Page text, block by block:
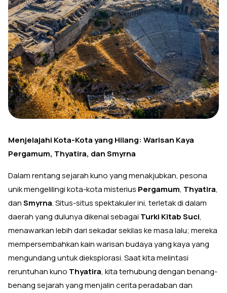
Menjelajahi Kota-Kota yang Hilang: Warisan Kaya
Pergamum, Thyatira, dan Smyrna
Dalam rentang sejarah kuno yang menakjubkan, pesona
unik mengelilingi kota-kota misterius Pergamum, Thyatira,
danSmyrna. Situs-situs spektakuler ini, terletak di dalam
daerah yang dulunya dikenal sebagai Turki Kitab Suci,
menawarkan lebih dari sekadar sekilas ke masa lalu; mereka
mempersembahkan kain warisan budaya yang kaya yang
mengundang untuk dieksplorasi. Saat kita melintasi
reruntuhan kuno Thyatira, kita terhubung dengan benang-
benang sejarah yang menjalin cerita peradaban dan